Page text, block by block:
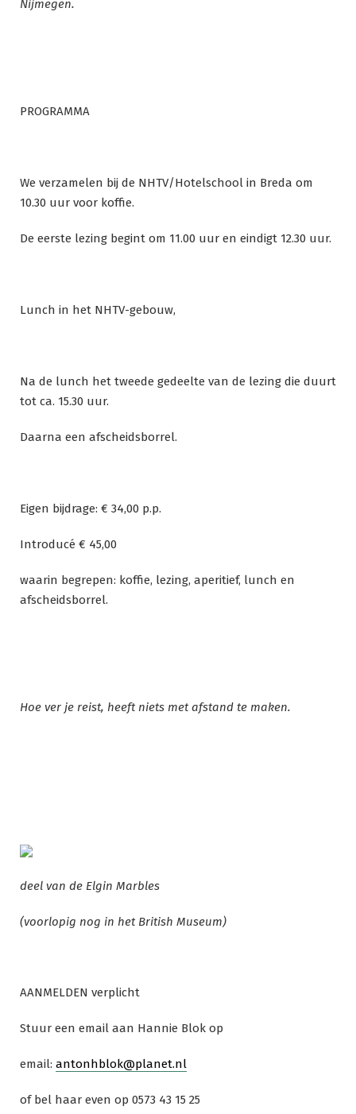
Nijmegen.
PROGRAMMA
We verzamelen bij de NHTV/Hotelschool in Breda om
10.30 uur voor koffie.
De eerste lezing begint om 11.00 uur en eindigt 12.30 uur.
Lunch in het NHTV-gebouw,
Na de lunch het tweede gedeelte van de lezing die duurt
tot ca. 15.30 uur.
Daarna een afscheidsborrel.
Eigen bijdrage: € 34,00 p.p.
Introducé € 45,00
waarin begrepen: koffie, lezing, aperitief, lunch en
afscheidsborrel.
Hoe ver je reist, heeft niets met afstand te maken.
deel van de Elgin Marbles
(voorlopig nog in het British Museum)
AANMELDEN verplicht
Stuur een email aan Hannie Blok op
email: antonhblok@planet.nl
of bel haar even op 0573 43 15 25